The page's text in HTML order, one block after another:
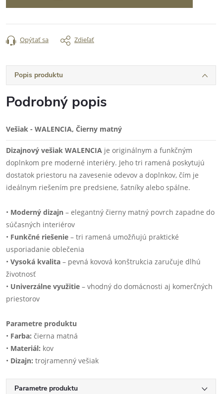
Opýtať sa Zdieľať
Popis produktu
Podrobný popis
Vešiak - WALENCIA, Čierny matný
Dizajnový vešiak WALENCIA je originálnym a funkčným
doplnkom pre moderné interiéry. Jeho tri ramená poskytujú
dostatok priestoru na zavesenie odevov a doplnkov, čím je
ideálnym riešením pre predsiene, šatníky alebo spálne.
• Moderný dizajn – elegantný čierny matný povrch zapadne do
súčasných interiérov
• Funkčné riešenie – tri ramená umožňujú praktické
usporiadanie oblečenia
• Vysoká kvalita – pevná kovová konštrukcia zaručuje dlhú
životnosť
• Univerzálne využitie – vhodný do domácnosti aj komerčných
priestorov
Parametre produktu
• Farba: čierna matná
• Materiál: kov
• Dizajn: trojramenný vešiak
Parametre produktu